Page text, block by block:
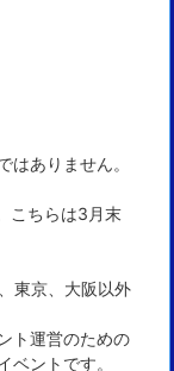
はありません。
こちらは3月末
東京、大阪以外
ト運営のための
ベントです。